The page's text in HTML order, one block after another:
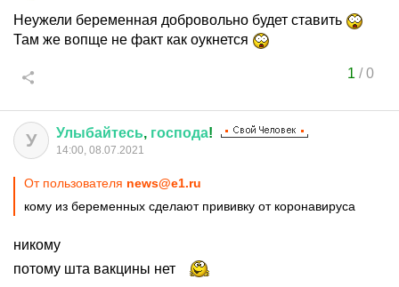
Неужели беременная добровольно будет ставить
Там же вопще не факт как оукнется
1 /0
У Улыбайтесь, господа!
14:00, 08.07.2021
От пользователя news@e1.ru
кому из беременных сделают прививку от коронавируса
никому
потому шта вакцины нет